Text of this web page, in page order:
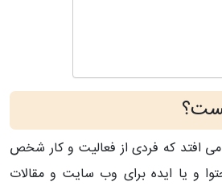
افتد که فردی از فعالیت و کار شخص
و یا ایده برای وب سایت و مقالات